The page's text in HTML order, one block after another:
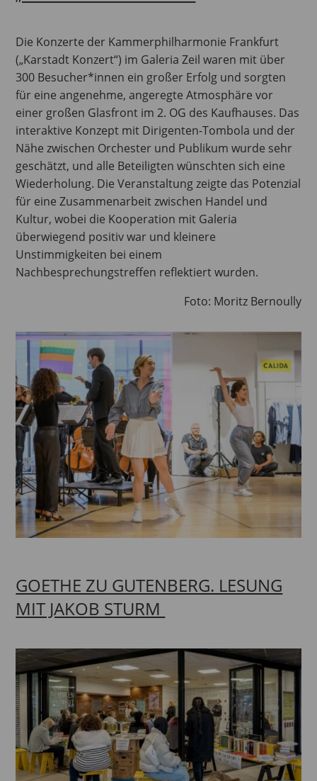
Die Konzerte der Kammerphilharmonie Frankfurt
(„Karstadt Konzert“) im Galeria Zeil waren mit über
300 Besucher*innen ein großer Erfolg und sorgten
für eine angenehme, angeregte Atmosphäre vor
einer großen Glasfront im 2. OG des Kaufhauses. Das
interaktive Konzept mit Dirigenten-Tombola und der
Nähe zwischen Orchester und Publikum wurde sehr
geschätzt, und alle Beteiligten wünschten sich eine
Wiederholung. Die Veranstaltung zeigte das Potenzial
für eine Zusammenarbeit zwischen Handel und
Kultur, wobei die Kooperation mit Galeria
überwiegend positiv war und kleinere
Unstimmigkeiten bei einem
Nachbesprechungstreffen reflektiert wurden.
Foto: Moritz Bernoully
GOETHE ZU GUTENBERG. LESUNG
MIT JAKOB STURM